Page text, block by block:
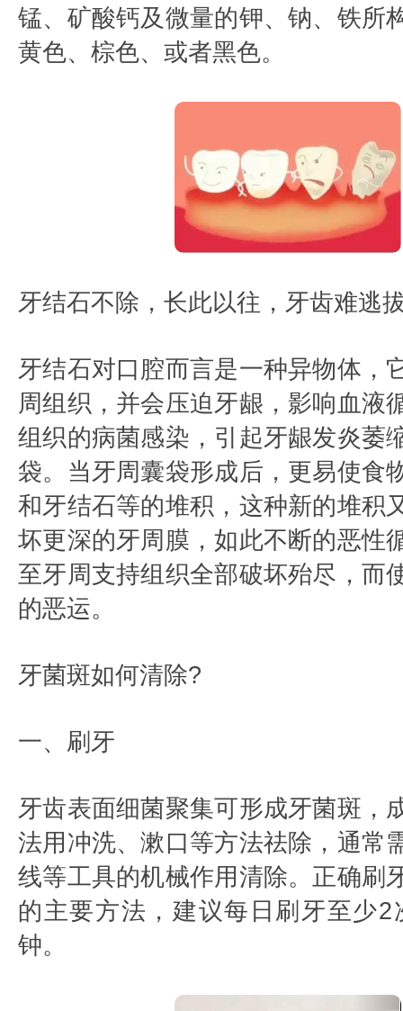
锰、矿酸钙及微量的钾、钠、铁所
黄色、棕色、或者黑色。
牙结石不除，长此以往，牙齿难逃
牙结石对口腔而言是一种异物体，
周组织，并会压迫牙龈，影响血液
组织的病菌感染，引起牙龈发炎萎
袋。当牙周囊袋形成后，更易使食
和牙结石等的堆积，这种新的堆积
坏更深的牙周膜，如此不断的恶性
至牙周支持组织全部破坏殆尽，而
的恶运。
牙菌斑如何清除?
一、刷牙
牙齿表面细菌聚集可形成牙菌斑，
法用冲洗、漱口等方法祛除，通常
线等工具的机械作用清除。正确刷
的主要方法，建议每日刷牙至少2
钟。